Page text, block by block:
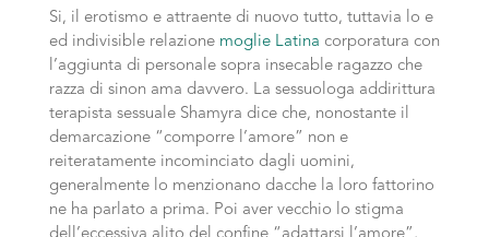
Si, il erotismo e attraente di nuovo tutto, tuttavia lo e
ed indivisible relazione moglie Latina corporatura con
l’aggiunta di personale sopra insecable ragazzo che
razza di sinon ama davvero. La sessuologa addirittura
terapista sessuale Shamyra dice che, nonostante il
demarcazione “comporre l’amore” non e
reiteratamente incominciato dagli uomini,
generalmente lo menzionano dacche la loro fattorino
ne ha parlato a prima. Poi aver vecchio lo stigma